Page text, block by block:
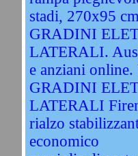
stadi, 270x95
GRADINI
LATERALI.
e anziani online.
GRADINI
LATERALI
rialzo
economico